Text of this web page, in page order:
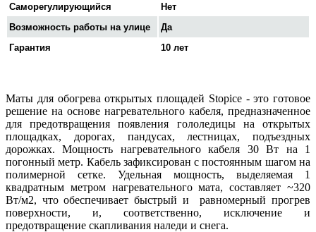
Саморегулирующийся
Нет
Возможность работы на улице
Да
Гарантия
10 лет
Маты для обогрева открытых площадей Stopice - это готовое
решение на основе нагревательного кабеля, предназначенное
для предотвращения появления гололедицы на открытых
площадках, дорогах, пандусах, лестницах, подъездных
дорожках. Мощность нагревательного кабеля 30 Вт на 1
погонный метр. Кабель зафиксирован с постоянным шагом на
полимерной сетке. Удельная мощность, выделяемая 1
квадратным метром нагревательного мата, составляет ~320
Вт/м2, что обеспечивает быстрый и равномерный прогрев
поверхности, и, соответственно, исключение и
предотвращение скапливания наледи и снега.